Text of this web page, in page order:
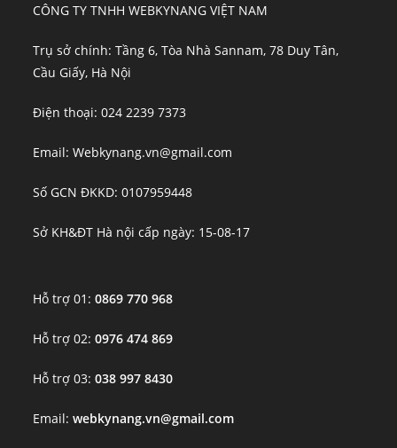
CÔNG TY TNHH WEBKYNANG VIỆT NAM
Trụ sở chính: Tầng 6, Tòa Nhà Sannam, 78 Duy Tân,
Cầu Giấy, Hà Nội
Điện thoại: 024 2239 7373
Email: Webkynang.vn@gmail.com
Số GCN ĐKKD: 0107959448
Sở KH&ĐT Hà nội cấp ngày: 15-08-17
Hỗ trợ 01:0869 770 968
Hỗ trợ 02:0976 474 869
Hỗ trợ 03:038 997 8430
Email:webkynang.vn@gmail.com